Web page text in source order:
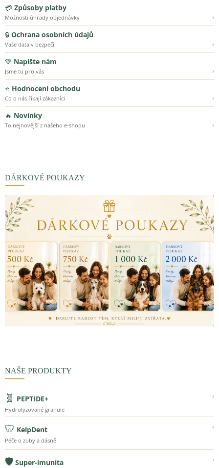
💳 Způsoby platby
Možnosti úhrady objednávky
›
🔒 Ochrana osobních údajů
Vaše data v bezpečí
›
💚 Napište nám
Jsme tu pro vás
›
⭐ Hodnocení obchodu
Co o nás říkají zákazníci
›
🔥 Novinky
To nejnovější z našeho e-shopu ›
DÁRKOVÉ POUKAZY
NAŠE PRODUKTY
🧬 PEPTIDE+ ›
Hydrolyzované granule
🦷 KelpDent ›
Péče o zuby a dásně
🛡️ Super-imunita ›